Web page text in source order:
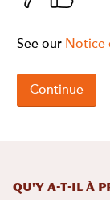
Qu'y a-t-il à